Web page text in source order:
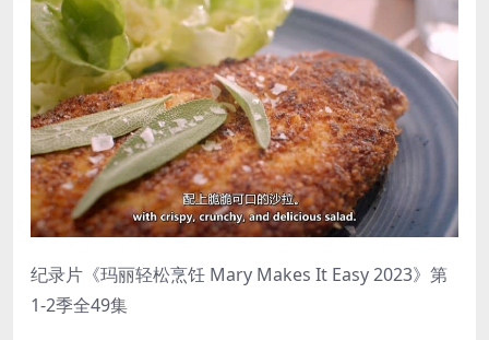
纪录片《玛丽轻松烹饪 Mary Makes It Easy 2023》第
1-2季全49集